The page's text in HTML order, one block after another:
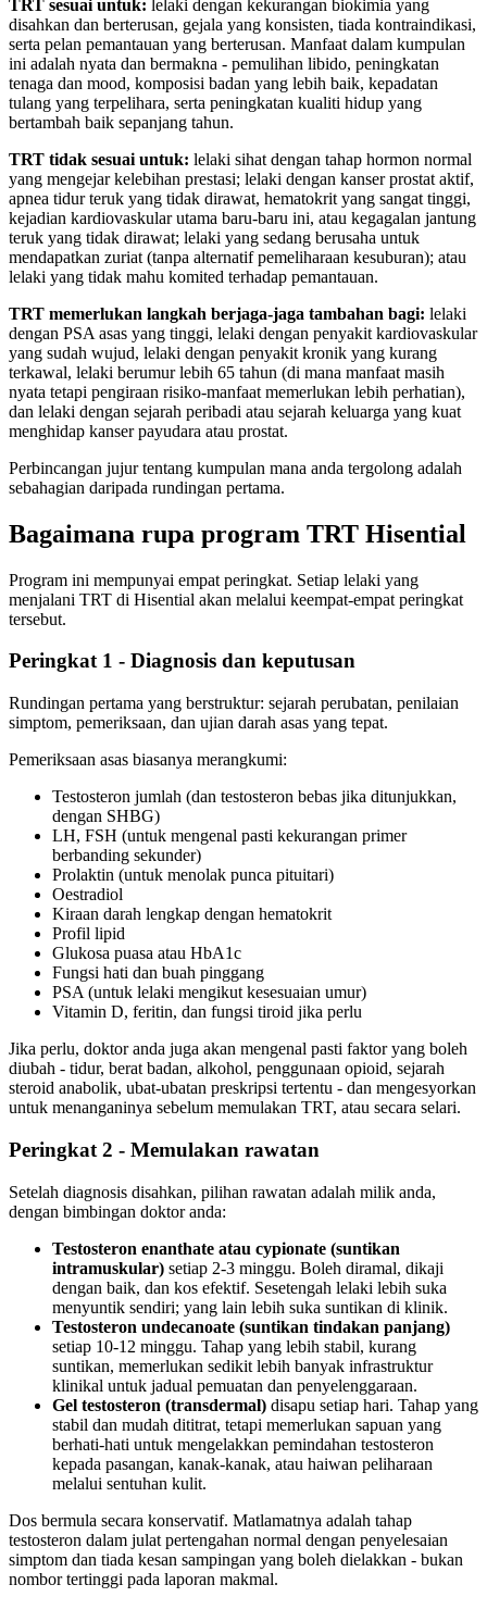
TRT sesuai untuk: lelaki dengan kekurangan biokimia yang
disahkan dan berterusan, gejala yang konsisten, tiada kontraindikasi,
serta pelan pemantauan yang berterusan. Manfaat dalam kumpulan
ini adalah nyata dan bermakna - pemulihan libido, peningkatan
tenaga dan mood, komposisi badan yang lebih baik, kepadatan
tulang yang terpelihara, serta peningkatan kualiti hidup yang
bertambah baik sepanjang tahun.
TRT tidak sesuai untuk: lelaki sihat dengan tahap hormon normal
yang mengejar kelebihan prestasi; lelaki dengan kanser prostat aktif,
apnea tidur teruk yang tidak dirawat, hematokrit yang sangat tinggi,
kejadian kardiovaskular utama baru-baru ini, atau kegagalan jantung
teruk yang tidak dirawat; lelaki yang sedang berusaha untuk
mendapatkan zuriat (tanpa alternatif pemeliharaan kesuburan); atau
lelaki yang tidak mahu komited terhadap pemantauan.
TRT memerlukan langkah berjaga-jaga tambahan bagi: lelaki
dengan PSA asas yang tinggi, lelaki dengan penyakit kardiovaskular
yang sudah wujud, lelaki dengan penyakit kronik yang kurang
terkawal, lelaki berumur lebih 65 tahun (di mana manfaat masih
nyata tetapi pengiraan risiko-manfaat memerlukan lebih perhatian),
dan lelaki dengan sejarah peribadi atau sejarah keluarga yang kuat
menghidap kanser payudara atau prostat.
Perbincangan jujur tentang kumpulan mana anda tergolong adalah
sebahagian daripada rundingan pertama.
Bagaimana rupa program TRT Hisential
Program ini mempunyai empat peringkat. Setiap lelaki yang
menjalani TRT di Hisential akan melalui keempat-empat peringkat
tersebut.
Peringkat 1 - Diagnosis dan keputusan
Rundingan pertama yang berstruktur: sejarah perubatan, penilaian
simptom, pemeriksaan, dan ujian darah asas yang tepat.
Pemeriksaan asas biasanya merangkumi:
Testosteron jumlah (dan testosteron bebas jika ditunjukkan,
dengan SHBG)
LH, FSH (untuk mengenal pasti kekurangan primer
berbanding sekunder)
Prolaktin (untuk menolak punca pituitari)
Oestradiol
Kiraan darah lengkap dengan hematokrit
Profil lipid
Glukosa puasa atau HbA1c
Fungsi hati dan buah pinggang
PSA (untuk lelaki mengikut kesesuaian umur)
Vitamin D, feritin, dan fungsi tiroid jika perlu
Jika perlu, doktor anda juga akan mengenal pasti faktor yang boleh
diubah - tidur, berat badan, alkohol, penggunaan opioid, sejarah
steroid anabolik, ubat-ubatan preskripsi tertentu - dan mengesyorkan
untuk menanganinya sebelum memulakan TRT, atau secara selari.
Peringkat 2 - Memulakan rawatan
Setelah diagnosis disahkan, pilihan rawatan adalah milik anda,
dengan bimbingan doktor anda:
Testosteron enanthate atau cypionate (suntikan
intramuskular) setiap 2-3 minggu. Boleh diramal, dikaji
dengan baik, dan kos efektif. Sesetengah lelaki lebih suka
menyuntik sendiri; yang lain lebih suka suntikan di klinik.
Testosteron undecanoate (suntikan tindakan panjang)
setiap 10-12 minggu. Tahap yang lebih stabil, kurang
suntikan, memerlukan sedikit lebih banyak infrastruktur
klinikal untuk jadual pemuatan dan penyelenggaraan.
Gel testosteron (transdermal) disapu setiap hari. Tahap yang
stabil dan mudah dititrat, tetapi memerlukan sapuan yang
berhati-hati untuk mengelakkan pemindahan testosteron
kepada pasangan, kanak-kanak, atau haiwan peliharaan
melalui sentuhan kulit.
Dos bermula secara konservatif. Matlamatnya adalah tahap
testosteron dalam julat pertengahan normal dengan penyelesaian
simptom dan tiada kesan sampingan yang boleh dielakkan - bukan
nombor tertinggi pada laporan makmal.